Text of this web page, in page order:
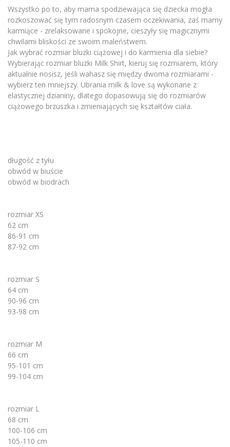
Wszystko po to, aby mama spodziewająca się dziecka mogła
rozkoszować się tym radosnym czasem oczekiwania, zaś mamy
karmiące - zrelaksowane i spokojne, cieszyły się magicznymi
chwilami bliskości ze swoim maleństwem.
Jak wybrać rozmiar bluzki ciążowej i do karmienia dla siebie?
Wybierając rozmiar bluzki Milk Shirt, kieruj się rozmiarem, który
aktualnie nosisz, jeśli wahasz się między dwoma rozmiarami -
wybierz ten mniejszy. Ubrania milk & love są wykonane z
elastycznej dzianiny, dlatego dopasowują się do rozmiarów
ciążowego brzuszka i zmieniających się kształtów ciała.
długość z tyłu
obwód w biuście
obwód w biodrach
rozmiar XS
62 cm
86-91 cm
87-92 cm
rozmiar S
64 cm
90-96 cm
93-98 cm
rozmiar M
66 cm
95-101 cm
99-104 cm
rozmiar L
68 cm
100-106 cm
105-110 cm